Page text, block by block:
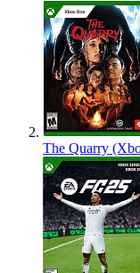
The Quarry